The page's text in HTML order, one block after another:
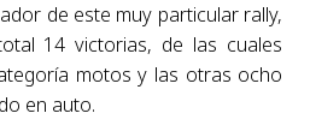
de este muy particular rally,
14 victorias, de las cuales
motos y las otras ocho
en auto.